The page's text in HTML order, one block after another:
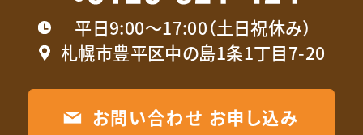
平日9:00〜17:00（土日祝休み）
札幌市豊平区中の島1条1丁目7-20
お問い合わせ お申し込み